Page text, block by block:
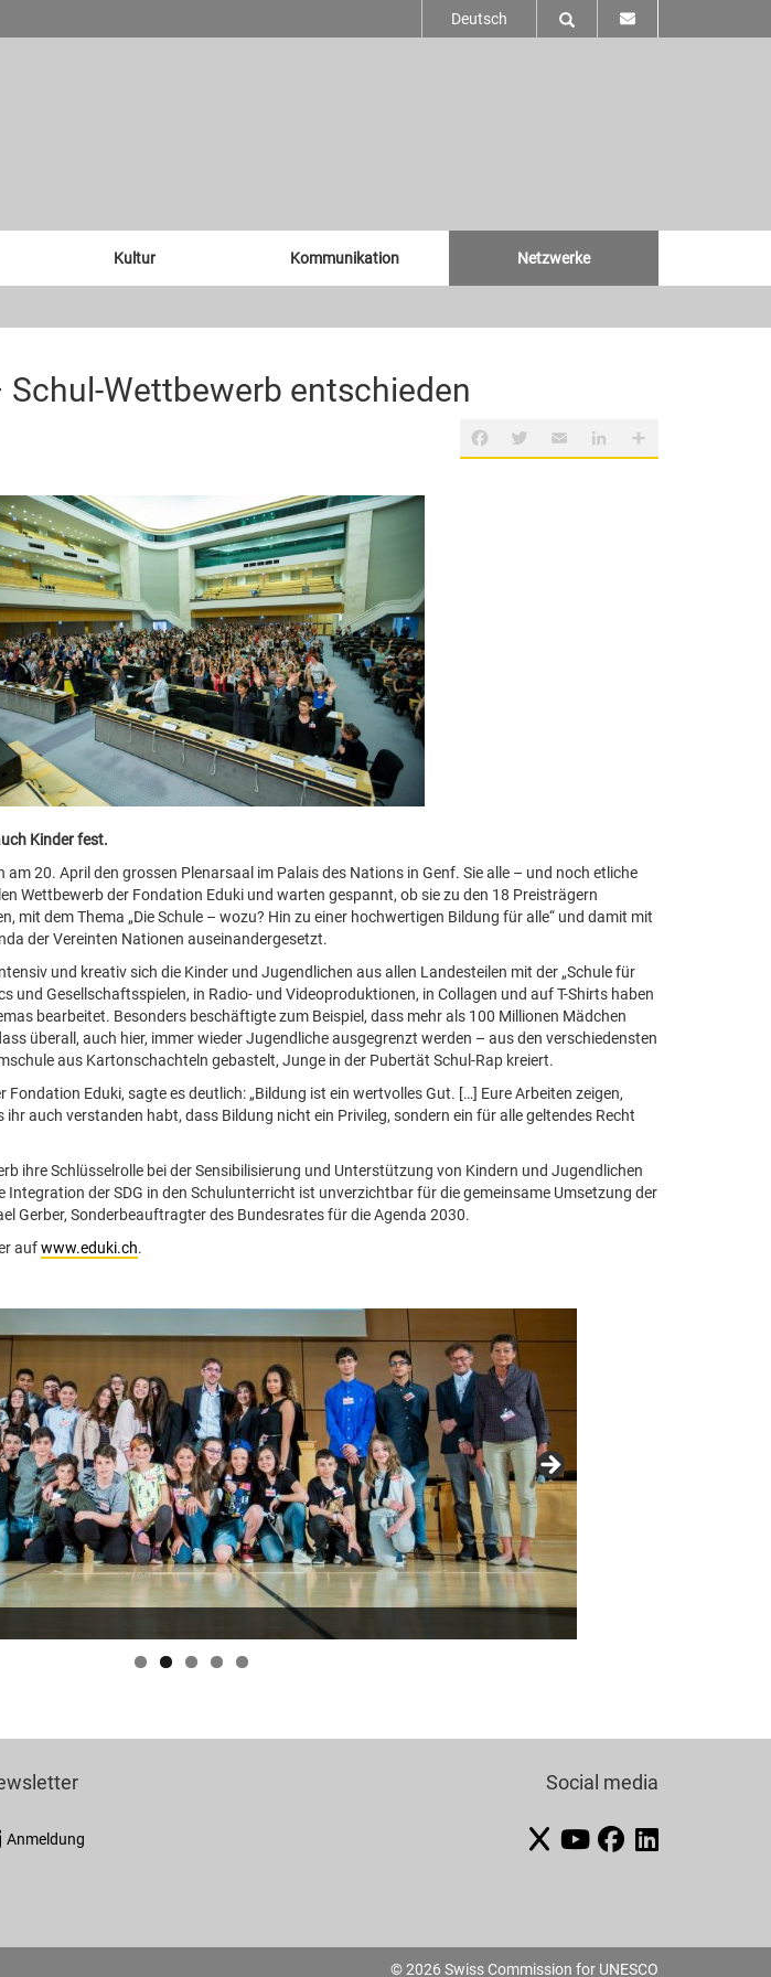
Deutsch
Kultur Kommunikation Netzwerke
Schul-Wettbewerb entschieden
FacebookTwitterEmail LinkedInTeilen
Kinder fest.
am 20. April den grossen Plenarsaal im Palais des Nations in Genf. Sie alle – und noch etliche
Wettbewerb der Fondation Eduki und warten gespannt, ob sie zu den 18 Preisträgern
mit dem Thema „Die Schule – wozu? Hin zu einer hochwertigen Bildung für alle“ und damit mit
der Vereinten Nationen auseinandergesetzt.
und kreativ sich die Kinder und Jugendlichen aus allen Landesteilen mit der „Schule für
und Gesellschaftsspielen, in Radio- und Videoproduktionen, in Collagen und auf T-Shirts haben
bearbeitet. Besonders beschäftigte zum Beispiel, dass mehr als 100 Millionen Mädchen
überall, auch hier, immer wieder Jugendliche ausgegrenzt werden – aus den verschiedensten
aus Kartonschachteln gebastelt, Junge in der Pubertät Schul-Rap kreiert.
Eduki, sagte es deutlich: „Bildung ist ein wertvolles Gut. […] Eure Arbeiten zeigen,
auch verstanden habt, dass Bildung nicht ein Privileg, sondern ein für alle geltendes Recht
ihre Schlüsselrolle bei der Sensibilisierung und Unterstützung von Kindern und Jugendlichen
Integration der SDG in den Schulunterricht ist unverzichtbar für die gemeinsame Umsetzung der
Gerber, Sonderbeauftragter des Bundesrates für die Agenda 2030.
aufwww.eduki.ch.
Anmeldung
Social media
© 2026 Swiss Commission for UNESCO